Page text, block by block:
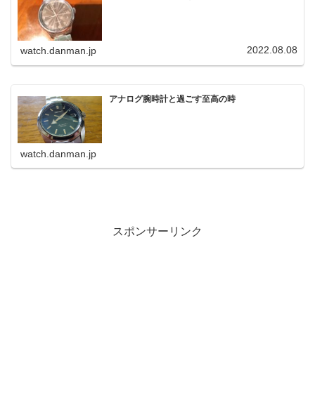
watch.danman.jp 2022.08.08
アナログ腕時計と過ごす至高の時
watch.danman.jp
スポンサーリンク